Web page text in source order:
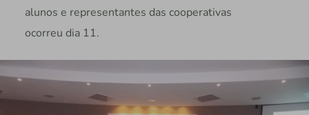
alunos e representantes das cooperativas
ocorreu dia 11.